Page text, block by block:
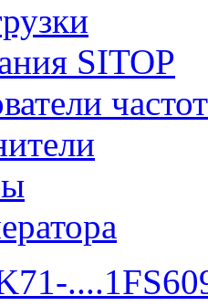
SITOP
....